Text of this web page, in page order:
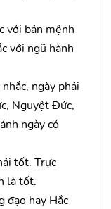
với bản mệnh
với ngũ hành
ngày phải
Nguyệt Đức,
ngày có
tốt. Trực
là tốt.
đạo hay Hắc